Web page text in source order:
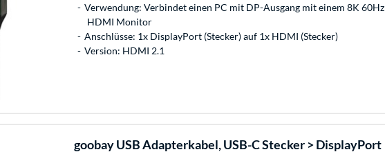
Verwendung: Verbindet einen PC mit DP-Ausgang mit einem 8K 60Hz
HDMI Monitor
Anschlüsse: 1x DisplayPort (Stecker) auf 1x HDMI (Stecker)
Version: HDMI 2.1
goobayUSB Adapterkabel, USB-C Stecker > DisplayPort